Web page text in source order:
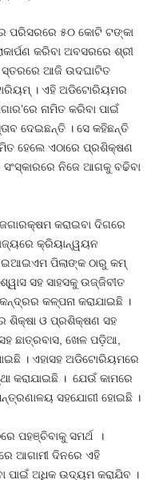
ପରିସରରେ ୫୦ କୋଟି ଟଙ୍କା
କରିବା ଅବସରରେ ଶ୍ରୀ
ସ୍ତରରେ ଆଜି ଉଦଘାଟିତ
। ଏହି ଅଡିଟୋରିୟମର
ନାମିତ କରିବା ପାଇଁ
ଦେଇଛନ୍ତି । ସେ କହିଛନ୍ତି
ହେଲେ ଏଠାରେ ପ୍ରଶିକ୍ଷଣ
ନିଜେ ଆଗକୁ ବଢିବା
କରାଇବା ଦିଗରେ
କ୍ରିୟାନ୍ୱୟନ
ପିଲାଙ୍କ ଠାରୁ କମ୍
ସହ ସାହସକୁ ଉଜ୍ଜିବୀତ
କଳ୍ପନା କରାଯାଇଛି ।
ଶିକ୍ଷା ଓ ପ୍ରଶିକ୍ଷଣ ସହ
ଛାତ୍ରବାସ, ଖେଳ ପଡ଼ିଆ,
। ଏହାସହ ଅଡିଟୋରିୟମରେ
କରାଯାଇଛି । ଯେଉଁ କାମରେ
ସହଯୋଗୀ ହୋଇଛି ।
ପହଞ୍ଚିବାକୁ ସମର୍ଥ ।
ଆଗାମୀ ଦିନରେ ଏହି
ପାଇଁ ଅଧିକ ଉଦ୍ୟମ କରାଯିବ ।